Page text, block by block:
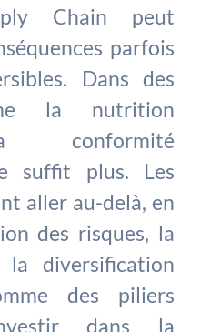
Chain peut
parfois
Dans des
la nutrition
conformité
suffit plus. Les
aller au-delà, en
des risques, la
diversification
des piliers
dans la